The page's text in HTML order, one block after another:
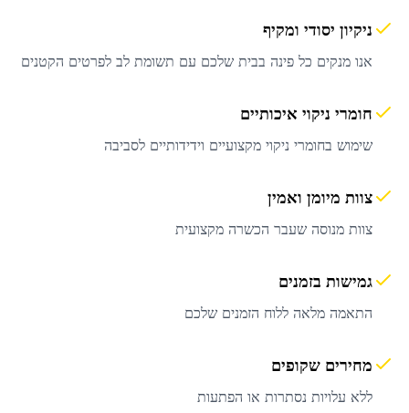
ניקיון יסודי ומקיף
אנו מנקים כל פינה בבית שלכם עם תשומת לב לפרטים הקטנים
חומרי ניקוי איכותיים
שימוש בחומרי ניקוי מקצועיים וידידותיים לסביבה
צוות מיומן ואמין
צוות מנוסה שעבר הכשרה מקצועית
גמישות בזמנים
התאמה מלאה ללוח הזמנים שלכם
מחירים שקופים
ללא עלויות נסתרות או הפתעות